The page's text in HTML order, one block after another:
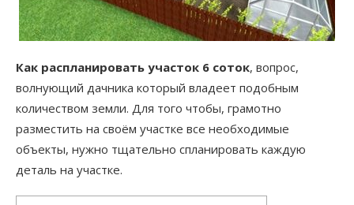
Как распланировать участок 6 соток, вопрос,
волнующий дачника который владеет подобным
количеством земли. Для того чтобы, грамотно
разместить на своём участке все необходимые
объекты, нужно тщательно спланировать каждую
деталь на участке.